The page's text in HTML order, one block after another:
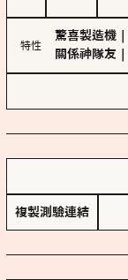
特性
驚喜製造機
關係神隊友
複製測驗連結